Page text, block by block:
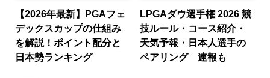
【2026年最新】PGAフェ
デックスカップの仕組み
を解説！ポイント配分と
日本勢ランキング
LPGAダウ選手権 2026 競
技ルール・コース紹介・
天気予報・日本人選手の
ペアリング 速報も